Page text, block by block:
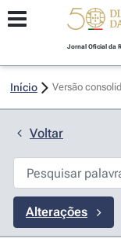
Jornal Oficial da
Início Versão
Voltar
Alterações